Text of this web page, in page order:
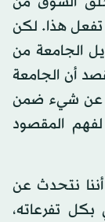
تفعل هذا. لكن
الجامعة من
أن الجامعة
عن شيء ضمن
المقصود
أننا نتحدث عن
بكل تفرعاته،